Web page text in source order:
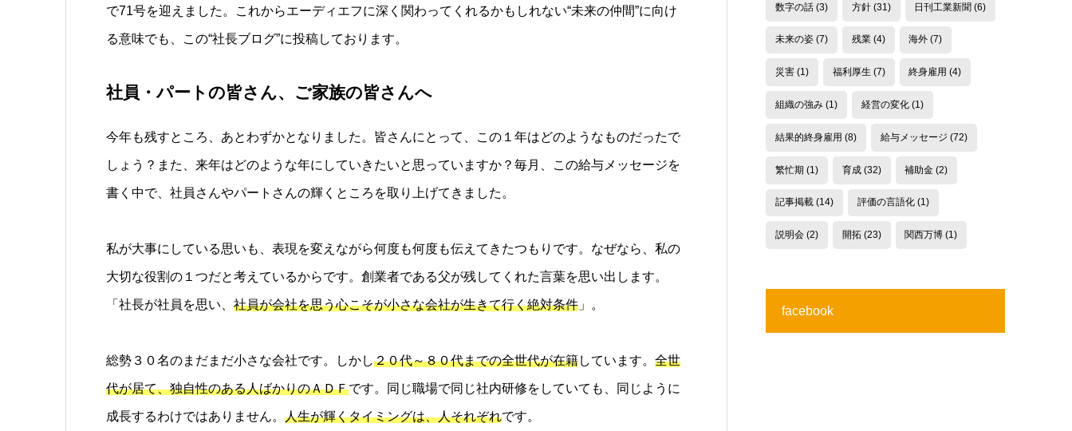
で71号を迎えました。これからエーディエフに深く関わってくれるかもしれない“未来の仲間”に向け
る意味でも、この“社長ブログ”に投稿しております。
社員・パートの皆さん、ご家族の皆さんへ
今年も残すところ、あとわずかとなりました。皆さんにとって、この１年はどのようなものだったで
しょう？また、来年はどのような年にしていきたいと思っていますか？毎月、この給与メッセージを
書く中で、社員さんやパートさんの輝くところを取り上げてきました。
私が大事にしている思いも、表現を変えながら何度も何度も伝えてきたつもりです。なぜなら、私の
大切な役割の１つだと考えているからです。創業者である父が残してくれた言葉を思い出します。
「社長が社員を思い、 社員が会社を思う心こそが小さな会社が生きて行く絶対条件 」。
総勢３０名のまだまだ小さな会社です。しかし２０代～８０代までの全世代が在籍しています。 全世
代が居て、独自性のある人ばかりのＡＤＦです。同じ職場で同じ社内研修をしていても、同じように
成長するわけではありません。 人生が輝くタイミングは、人それぞれです。
数字の話(3) 方針(31) 日刊工業新聞 (6)
未来の姿(7) 残業(4) 海外 (7)
災害(1) 福利厚生 (7) 終身雇用 (4)
組織の強み(1) 経営の変化(1)
結果的終身雇用 (8) 給与メッセージ (72)
繁忙期 (1) 育成(32) 補助金 (2)
記事掲載(14) 評価の言語化(1)
説明会(2) 開拓(23) 関西万博 (1)
facebook